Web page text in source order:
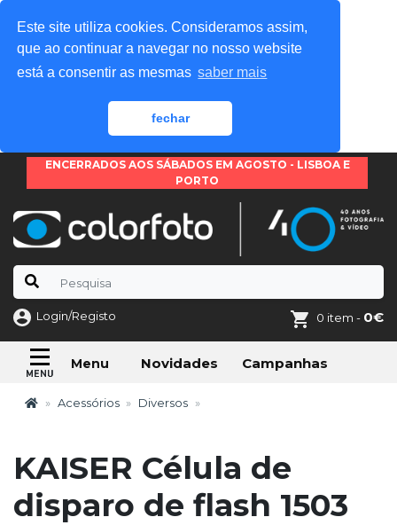
Este site utiliza cookies. Consideramos assim,
que ao continuar a navegar no nosso website
está a consentir as mesmas saber mais
fechar
ENCERRADOS AOS SÁBADOS EM AGOSTO - LISBOA E
PORTO
Login/Registo 0 item - 0€
Menu Novidades Campanhas
Acessórios Diversos
KAISER Célula de
disparo de flash 1503